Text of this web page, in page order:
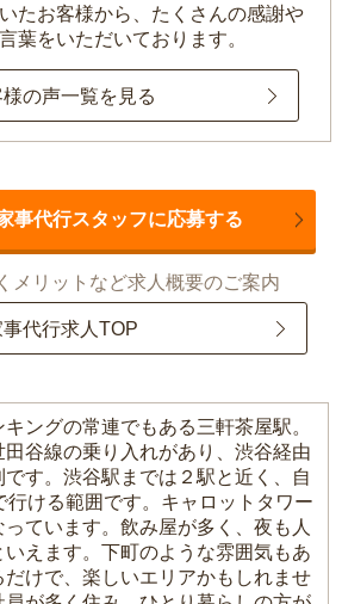
たお客様から、 たくさんの感謝や
葉をいただいております。
様の声一覧を見る
事代行スタッフに応募する
メリットなど求人概要のご案内
事代行求人TOP
ングの常連でもある三軒茶屋駅。
谷線の乗り入れがあり、渋谷経由
す。渋谷駅までは２駅と近く、自
行ける範囲です。キャロットタワー
ています。飲み屋が多く、夜も人
えます。下町のような雰囲気もあ
だけで、楽しいエリアかもしれませ